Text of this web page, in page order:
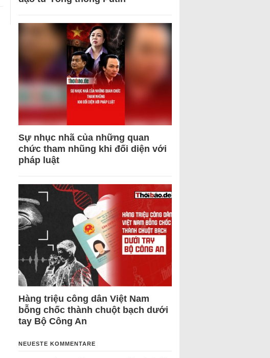
Sự nhục nhã của những quan
chức tham nhũng khi đối diện với
pháp luật
Hàng triệu công dân Việt Nam
bỗng chốc thành chuột bạch dưới
tay Bộ Công An
NEUESTE KOMMENTARE